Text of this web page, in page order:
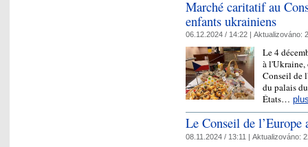
Marché caritatif au
enfants ukrainiens
06.12.2024 / 14:22 | Aktualizováno:
Le 4
à l'Ukraine,
Conseil de
du palais
États…
Le Conseil de
08.11.2024 / 13:11 | Aktualizováno: